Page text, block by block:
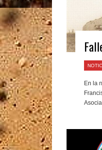
En la